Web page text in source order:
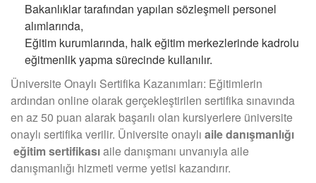
Bakanlıklar tarafından yapılan sözleşmeli personel
alımlarında,
Eğitim kurumlarında, halk eğitim merkezlerinde kadrolu
eğitmenlik yapma sürecinde kullanılır.
Üniversite Onaylı Sertifika Kazanımları: Eğitimlerin
ardından online olarak gerçekleştirilen sertifika sınavında
en az 50 puan alarak başarılı olan kursiyerlere üniversite
onaylı sertifika verilir. Üniversite onaylı aile danışmanlığı
eğitim sertifikasıaile danışmanı unvanıyla aile
danışmanlığı hizmeti verme yetisi kazandırır.